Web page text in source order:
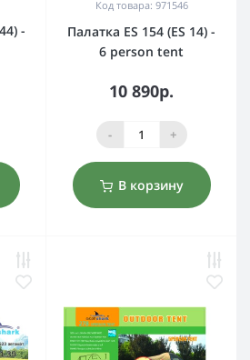
-
Код товара: 971546
Палатка ES 154 (ES 14) -
6 person tent
10 890р.
- +
В корзину